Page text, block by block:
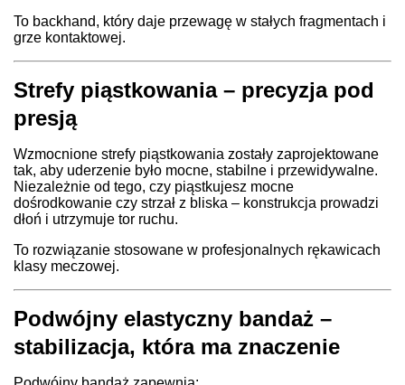
To backhand, który daje przewagę w stałych fragmentach i
grze kontaktowej.
Strefy piąstkowania – precyzja pod
presją
Wzmocnione strefy piąstkowania zostały zaprojektowane
tak, aby uderzenie było mocne, stabilne i przewidywalne.
Niezależnie od tego, czy piąstkujesz mocne
dośrodkowanie czy strzał z bliska – konstrukcja prowadzi
dłoń i utrzymuje tor ruchu.
To rozwiązanie stosowane w profesjonalnych rękawicach
klasy meczowej.
Podwójny elastyczny bandaż –
stabilizacja, która ma znaczenie